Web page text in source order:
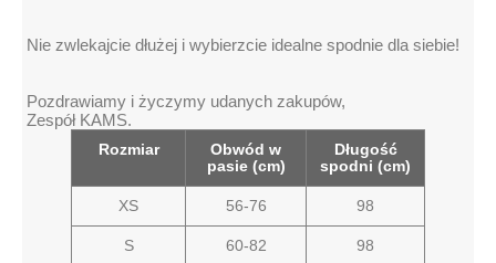
Nie zwlekajcie dłużej i wybierzcie idealne spodnie dla siebie!
Pozdrawiamy i życzymy udanych zakupów,
Zespół KAMS.
Rozmiar
Obwód w
pasie (cm)
Długość
spodni (cm)
XS 56-76 98
S 60-82 98